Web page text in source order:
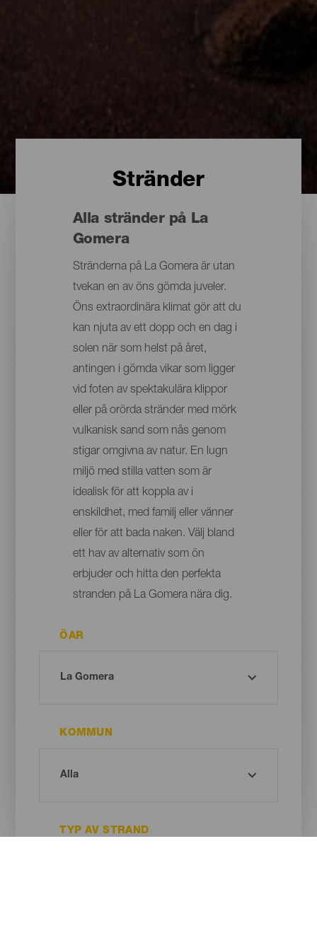
Stränder
Alla stränder på La
Gomera
Stränderna på La Gomera är utan
tvekan en av öns gömda juveler.
Öns extraordinära klimat gör att du
kan njuta av ett dopp och en dag i
solen när som helst på året,
antingen i gömda vikar som ligger
vid foten av spektakulära klippor
eller på orörda stränder med mörk
vulkanisk sand som nås genom
stigar omgivna av natur. En lugn
miljö med stilla vatten som är
idealisk för att koppla av i
enskildhet, med familj eller vänner
eller för att bada naken. Välj bland
ett hav av alternativ som ön
erbjuder och hitta den perfekta
stranden på La Gomera nära dig.
ÖAR
KOMMUN
TYP AV STRAND